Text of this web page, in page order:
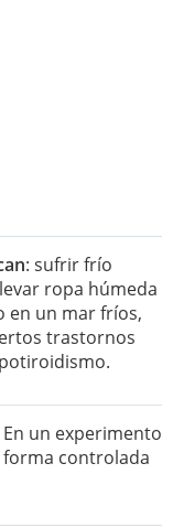
: sufrir frío
ropa húmeda
en un mar fríos,
trastornos
un experimento
forma controlada